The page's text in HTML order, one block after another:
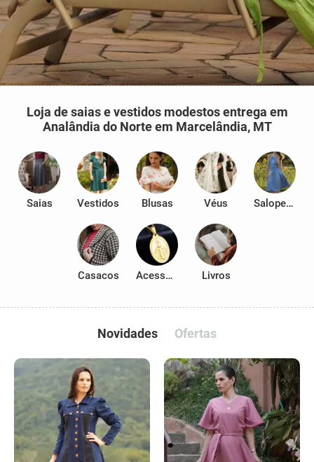
Loja de saias e vestidos modestos entrega em
Analândia do Norte em Marcelândia, MT
Saias Vestidos Blusas Véus Salopetes
Casacos Acessórios Livros
Novidades Ofertas